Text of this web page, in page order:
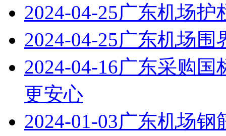
2024-04-25广东机场护
2024-04-25广东机场围
2024-04-16广东采购国
更安心
2024-01-03广东机场钢